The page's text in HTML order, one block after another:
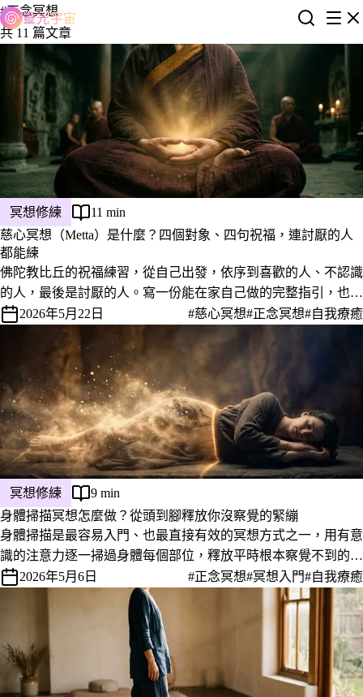
靈光宇宙
#正念冥想
共 11 篇文章
冥想修練
11 min
慈心冥想（Metta）是什麼？四個對象、四句祝福，連討厭的人
都能練
佛陀教比丘的祝福練習，從自己出發，依序到喜歡的人、不認識
的人，最後是討厭的人。寫一份能在家自己做的完整指引，也聊
聊為什麼最難的那一步反而最有效。
2026年5月22日 #慈心冥想#正念冥想#自我療癒
冥想修練
9 min
身體掃描冥想怎麼做？從頭到腳釋放你沒察覺的緊繃
身體掃描是最容易入門、也最直接有效的冥想方式之一，用有意
識的注意力逐一掃過身體每個部位，釋放平時根本察覺不到的緊
繃與情緒積累。這篇提供完整步驟說明，以及做的時候常見狀況
2026年5月6日 #正念冥想#冥想入門#自我療癒